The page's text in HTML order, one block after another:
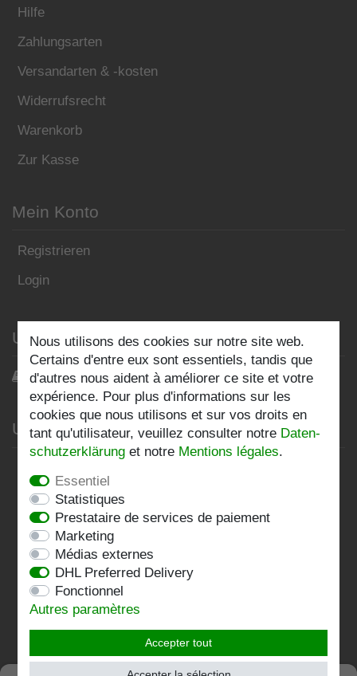
Hilfe
Zahlungsarten
Versandarten & -kosten
Widerrufsrecht
Warenkorb
Zur Kasse
Mein Konto
Registrieren
Login
Unser Blog
Blog
Unternehmen
AGB
Impressum
Kontakt
Folgen Sie uns:
Nous utilisons des cookies sur notre site web.
Certains d'entre eux sont essentiels, tandis que
d'autres nous aident à améliorer ce site et votre
expérience. Pour plus d'informations sur les
cookies que nous utilisons et sur vos droits en
tant qu'utilisateur, veuillez consulter notre Daten­
schutz­erklärung et notre Mentions légales.
Essentiel
Statistiques
Prestataire de services de paiement
Marketing
Médias externes
DHL Preferred Delivery
Fonctionnel
Autres paramètres
Accepter tout